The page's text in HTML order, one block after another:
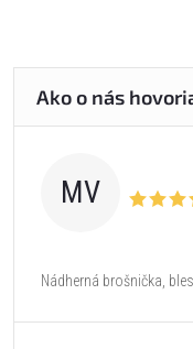
MV
Nádherná brošnička,